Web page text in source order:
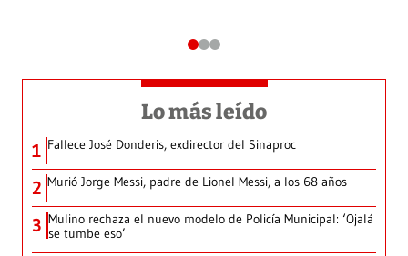
Lo más leído
1 Fallece José Donderis, exdirector del Sinaproc
2 Murió Jorge Messi, padre de Lionel Messi, a los 68 años
3 Mulino rechaza el nuevo modelo de Policía Municipal: ‘Ojalá
se tumbe eso’